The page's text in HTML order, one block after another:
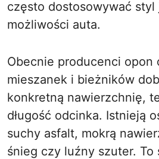
często dostosowywać styl
możliwości auta.
Obecnie producenci opon
mieszanek i bieżników
konkretną nawierzchnię,
długość odcinka. Istnieją
suchy asfalt, mokrą
śnieg czy luźny szuter. To